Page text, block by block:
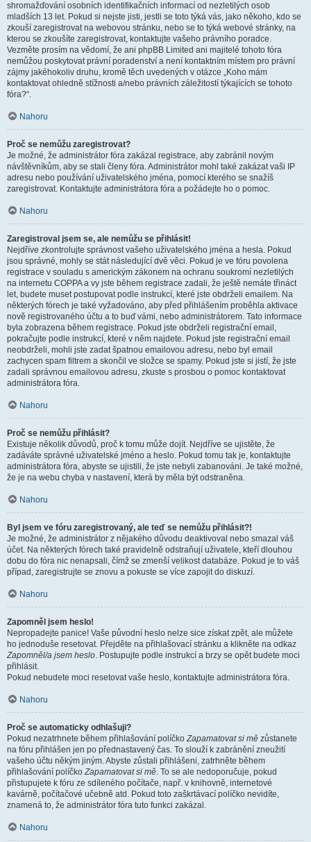
shromažďování osobních identifikačních informací od nezletilých osob
mladších 13 let. Pokud si nejste jisti, jestli se toto týká vás, jako někoho, kdo se
zkouší zaregistrovat na webovou stránku, nebo se to týká webové stránky, na
kterou se zkoušíte zaregistrovat, kontaktujte vašeho právního poradce.
Vezměte prosím na vědomí, že ani phpBB Limited ani majitelé tohoto fóra
nemůžou poskytovat právní poradenství a není kontaktním místem pro právní
zájmy jakéhokoliv druhu, kromě těch uvedených v otázce „Koho mám
kontaktovat ohledně stížnosti a/nebo právních záležitostí týkajících se tohoto
fóra?“.
Nahoru
Proč se nemůžu zaregistrovat?
Je možné, že administrátor fóra zakázal registrace, aby zabránil novým
návštěvníkům, aby se stali členy fóra. Administrátor mohl také zakázat vaši IP
adresu nebo používání uživatelského jména, pomocí kterého se snažíš
zaregistrovat. Kontaktujte administrátora fóra a požádejte ho o pomoc.
Nahoru
Zaregistroval jsem se, ale nemůžu se přihlásit!
Nejdříve zkontrolujte správnost vašeho uživatelského jména a hesla. Pokud
jsou správné, mohly se stát následující dvě věci. Pokud je ve fóru povolena
registrace v souladu s americkým zákonem na ochranu soukromí nezletilých
na internetu COPPA a vy jste během registrace zadali, že ještě nemáte třináct
let, budete muset postupovat podle instrukcí, které jste obdrželi emailem. Na
některých fórech je také vyžadováno, aby před přihlášením proběhla aktivace
nově registrovaného účtu a to buď vámi, nebo administrátorem. Tato informace
byla zobrazena během registrace. Pokud jste obdrželi registrační email,
pokračujte podle instrukcí, které v něm najdete. Pokud jste registrační email
neobdrželi, mohli jste zadat špatnou emailovou adresu, nebo byl email
zachycen spam filtrem a skončil ve složce se spamy. Pokud jste si jistí, že jste
zadali správnou emailovou adresu, zkuste s prosbou o pomoc kontaktovat
administrátora fóra.
Nahoru
Proč se nemůžu přihlásit?
Existuje několik důvodů, proč k tomu může dojít. Nejdříve se ujistěte, že
zadáváte správné uživatelské jméno a heslo. Pokud tomu tak je, kontaktujte
administrátora fóra, abyste se ujistili, že jste nebyli zabanováni. Je také možné,
že je na webu chyba v nastavení, která by měla být odstraněna.
Nahoru
Byl jsem ve fóru zaregistrovaný, ale teď se nemůžu přihlásit?!
Je možné, že administrátor z nějakého důvodu deaktivoval nebo smazal váš
účet. Na některých fórech také pravidelně odstraňují uživatele, kteří dlouhou
dobu do fóra nic nenapsali, čímž se zmenší velikost databáze. Pokud je to váš
případ, zaregistrujte se znovu a pokuste se více zapojit do diskuzí.
Nahoru
Zapomněl jsem heslo!
Nepropadejte panice! Vaše původní heslo nelze sice získat zpět, ale můžete
ho jednoduše resetovat. Přejděte na přihlašovací stránku a klikněte na odkaz
Zapomněl/a jsem heslo. Postupujte podle instrukcí a brzy se opět budete moci
přihlásit.
Pokud nebudete moci resetovat vaše heslo, kontaktujte administrátora fóra.
Nahoru
Proč se automaticky odhlašuji?
Pokud nezatrhnete během přihlašování políčkoZapamatovat si mě zůstanete
na fóru přihlášen jen po přednastavený čas. To slouží k zabránění zneužití
vašeho účtu někým jiným. Abyste zůstali přihlášeni, zatrhněte během
přihlašování políčkoZapamatovat si mě. To se ale nedoporučuje, pokud
přistupujete k fóru ze sdíleného počítače, např. v knihovně, internetové
kavárně, počítačové učebně atd. Pokud toto zaškrtávací políčko nevidíte,
znamená to, že administrátor fóra tuto funkci zakázal.
Nahoru